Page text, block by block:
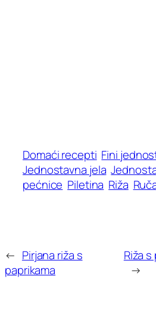
Domaći recepti Fini
Jednostavna jela
pećnice Piletina Riža
← Pirjana riža s
paprikama
Riža
→